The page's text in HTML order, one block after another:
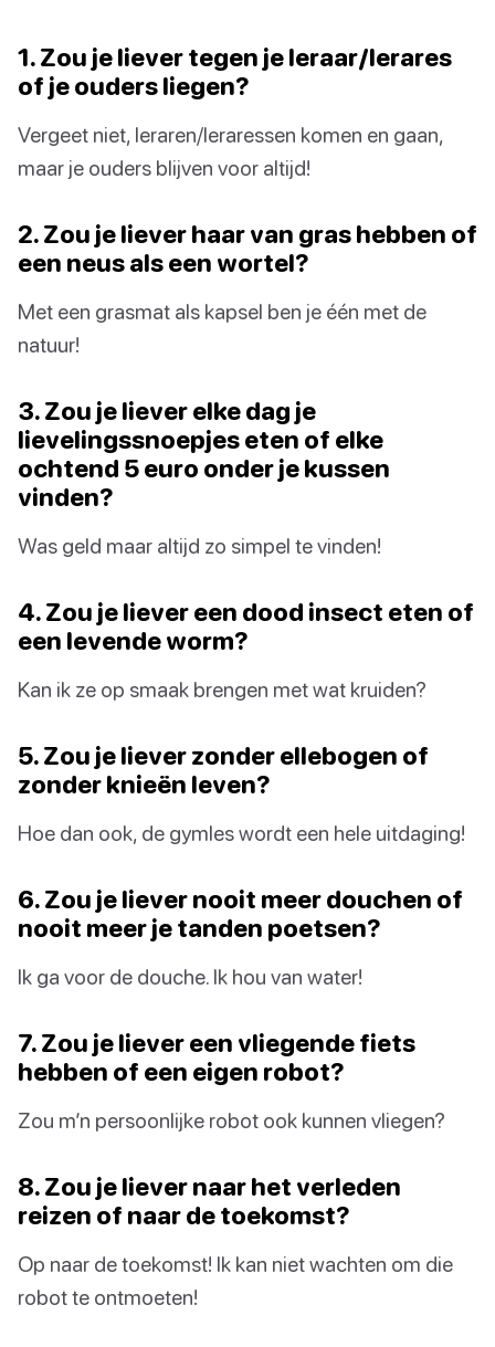
1. Zou je liever tegen je leraar/lerares
of je ouders liegen?
Vergeet niet, leraren/leraressen komen en gaan,
maar je ouders blijven voor altijd!
2. Zou je liever haar van gras hebben of
een neus als een wortel?
Met een grasmat als kapsel ben je één met de
natuur!
3. Zou je liever elke dag je
lievelingssnoepjes eten of elke
ochtend 5 euro onder je kussen
vinden?
Was geld maar altijd zo simpel te vinden!
4. Zou je liever een dood insect eten of
een levende worm?
Kan ik ze op smaak brengen met wat kruiden?
5. Zou je liever zonder ellebogen of
zonder knieën leven?
Hoe dan ook, de gymles wordt een hele uitdaging!
6. Zou je liever nooit meer douchen of
nooit meer je tanden poetsen?
Ik ga voor de douche. Ik hou van water!
7. Zou je liever een vliegende fiets
hebben of een eigen robot?
Zou m’n persoonlijke robot ook kunnen vliegen?
8. Zou je liever naar het verleden
reizen of naar de toekomst?
Op naar de toekomst! Ik kan niet wachten om die
robot te ontmoeten!